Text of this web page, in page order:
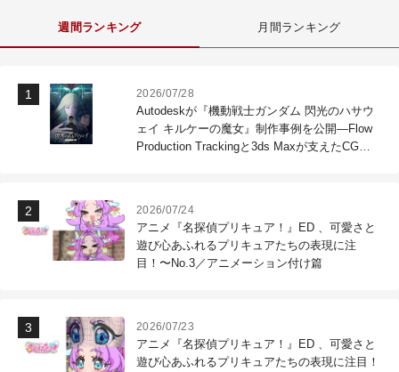
週間ランキング 月間ランキング
2026/07/28
Autodeskが『機動戦士ガンダム 閃光のハサウ
ェイ キルケーの魔女』制作事例を公開―Flow
Production Trackingと3ds Maxが支えたCG制
2026/07/24
アニメ『名探偵プリキュア！』ED 、可愛さと
遊び心あふれるプリキュアたちの表現に注
目！〜No.3／アニメーション付け篇
2026/07/23
アニメ『名探偵プリキュア！』ED 、可愛さと
遊び心あふれるプリキュアたちの表現に注目！